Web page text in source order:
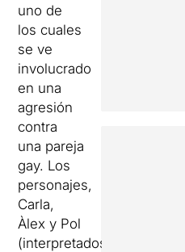
uno de
los cuales
se ve
involucrado
en una
agresión
contra
una pareja
gay. Los
personajes,
Carla,
Àlex y Pol
(interpretados